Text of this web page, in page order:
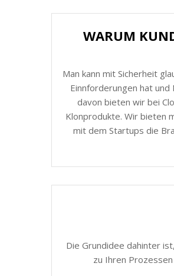
WARUM
Man kann mit Sicherheit
Einnforderungen hat
davon bieten wir bei
Klonprodukte. Wir bieten
mit dem Startups die
Die Grundidee dahinter
zu Ihren